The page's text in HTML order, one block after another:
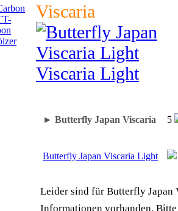
Viscaria
Viscaria Light
► Butterfly Japan Viscaria 5
Butterfly Japan Viscaria Light
Leider sind für Butterfly Japan
Informationen vorhanden.